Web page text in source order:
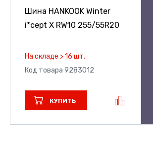
Шина HANKOOK Winter
i*cept X RW10 255/55R20
На складе > 16 шт.
Код товара 9283012
КУПИТЬ